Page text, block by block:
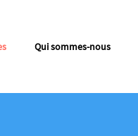
Qui sommes-nous